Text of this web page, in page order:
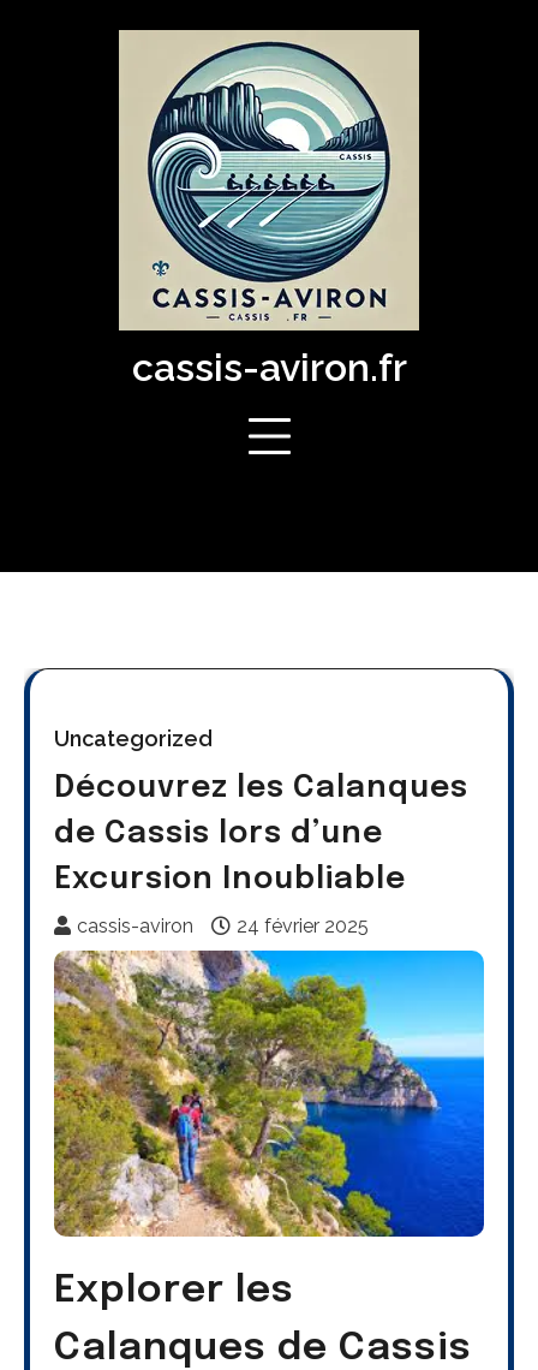
cassis-aviron.fr
Uncategorized
Découvrez les Calanques
de Cassis lors d’une
Excursion Inoubliable
cassis-aviron 24 février 2025
Explorer les
Calanques de Cassis